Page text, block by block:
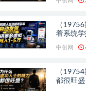
（
着系统
中创网
（
都很旺盛